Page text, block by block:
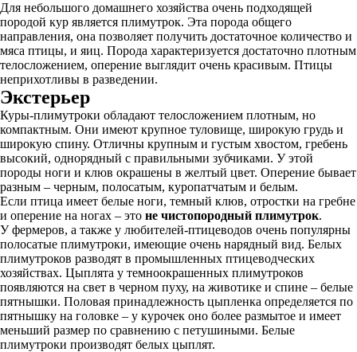
Для небольшого домашнего хозяйства очень подходящей
породой кур является плимутрок. Эта порода общего
направления, она позволяет получить достаточное количество и
мяса птицы, и яиц. Порода характеризуется достаточно плотным
телосложением, оперение выглядит очень красивым. Птицы
неприхотливы в разведении.
Экстерьер
Куры-плимутроки обладают телосложением плотным, но
компактным. Они имеют крупное туловище, широкую грудь и
широкую спину. Отличны крупным и густым хвостом, гребень
высокий, однорядный с правильными зубчиками. У этой
породы ноги и клюв окрашены в желтый цвет. Оперение бывает
разным – черным, полосатым, куропатчатым и белым.
Если птица имеет белые ноги, темный клюв, отростки на гребне
и оперение на ногах – это не чистопородный плимутрок.
У фермеров, а также у любителей-птицеводов очень популярны
полосатые плимутроки, имеющие очень нарядный вид. Белых
плимутроков разводят в промышленных птицеводческих
хозяйствах. Цыплята у темноокрашенных плимутроков
появляются на свет в черном пуху, на животике и спине – белые
пятнышки. Половая принадлежность цыпленка определяется по
пятнышку на головке – у курочек оно более размытое и имеет
меньший размер по сравнению с петушиными. Белые
плимутроки производят белых цыплят.